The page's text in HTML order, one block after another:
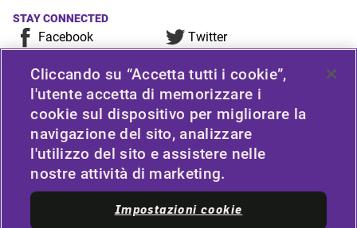
STAY CONNECTED
Facebook
Twitter
LinkedIn
For any consumer complaint, query, or suggestion, please
contact Customer Care at Apollo Tyres Limited, Apollo
House, Plot No.7, Institutional Area, Sector-32, Gurugram,
Haryana-122001, India, or contact the Manager-Customer
Care Toll-Free Number 1800 212 7070 (Working Hours 9.30
Cliccando su “Accetta tutti i cookie”,
l'utente accetta di memorizzare i
cookie sul dispositivo per migliorare la
navigazione del sito, analizzare
l'utilizzo del sito e assistere nelle
nostre attività di marketing.
Impostazioni cookie